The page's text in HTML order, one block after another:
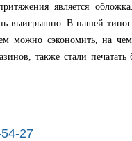
является
выигрышно. В нашей
можно сэкономить, на
также стали
27